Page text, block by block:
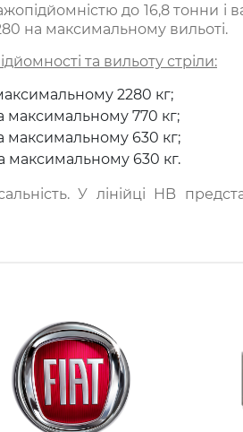
до 16,8 тонни
на максимальному вильоті.
та вильоту стріли:
2280 кг;
максимальному 770 кг;
максимальному 630 кг;
максимальному 630 кг.
У лінійці HB
практично під будь-які